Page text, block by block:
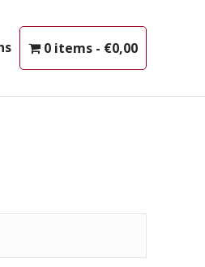
0 items €0,00